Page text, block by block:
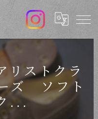
ストクラ
ズ ソフト
...